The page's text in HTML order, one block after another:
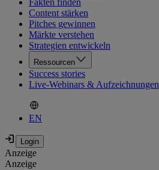
Fakten finden
Content stärken
Pitches gewinnen
Märkte verstehen
Strategien entwickeln
Ressourcen
Success stories
Live-Webinars & Aufzeichnungen
EN
Anzeige
Anzeige